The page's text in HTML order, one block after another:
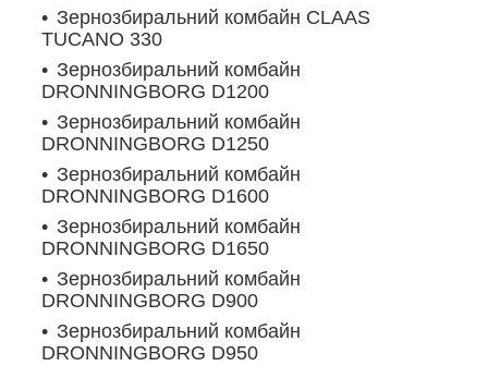
Зернозбиральний комбайн CLAAS
TUCANO 330
Зернозбиральний комбайн
DRONNINGBORG D1200
Зернозбиральний комбайн
DRONNINGBORG D1250
Зернозбиральний комбайн
DRONNINGBORG D1600
Зернозбиральний комбайн
DRONNINGBORG D1650
Зернозбиральний комбайн
DRONNINGBORG D900
Зернозбиральний комбайн
DRONNINGBORG D950